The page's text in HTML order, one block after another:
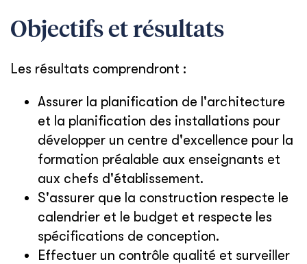
Objectifs et résultats
Les résultats comprendront :
Assurer la planification de l'architecture
et la planification des installations pour
développer un centre d'excellence pour la
formation préalable aux enseignants et
aux chefs d'établissement.
S'assurer que la construction respecte le
calendrier et le budget et respecte les
spécifications de conception.
Effectuer un contrôle qualité et surveiller